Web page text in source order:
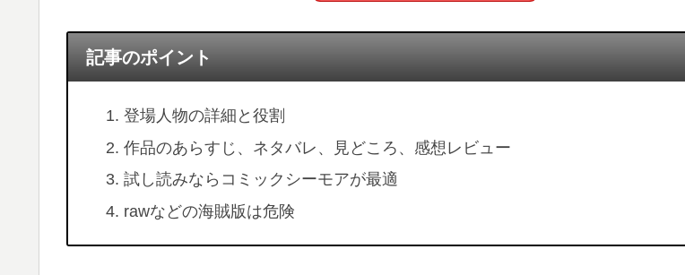
記事のポイント
登場人物の詳細と役割
作品のあらすじ、ネタバレ、見どころ、感想レビュー
試し読みならコミックシーモアが最適
rawなどの海賊版は危険